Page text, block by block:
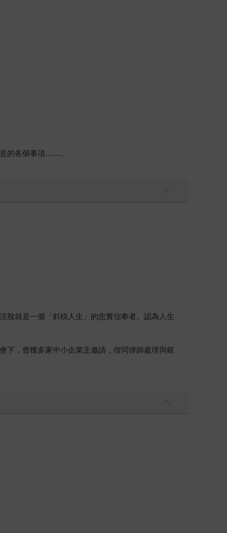
的各個事項……。
脫就是一個「斜槓人生」的忠實信奉者。認為人生
下，曾獲多家中小企業主邀請，偕同律師處理與銀